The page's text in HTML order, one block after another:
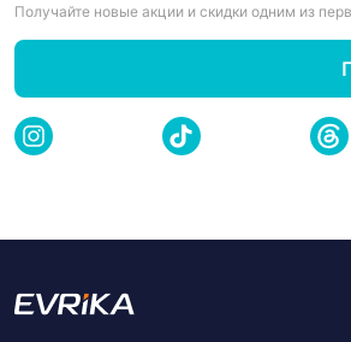
Получайте новые акции и скидки одним из